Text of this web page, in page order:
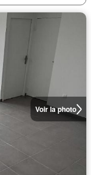
Voir la photo